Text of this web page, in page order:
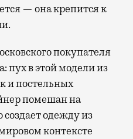
— она крепится к
покупателя
пух в этой модели из
и постельных
помешан на
одежду из
контексте